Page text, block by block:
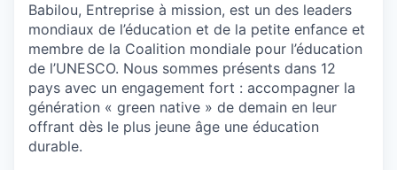
Babilou, Entreprise à mission, est un des leaders
mondiaux de l’éducation et de la petite enfance et
membre de la Coalition mondiale pour l’éducation
de l’UNESCO. Nous sommes présents dans 12
pays avec un engagement fort : accompagner la
génération « green native » de demain en leur
offrant dès le plus jeune âge une éducation
durable.